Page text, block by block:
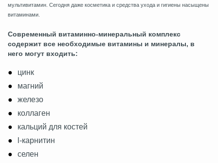
мультивитамин. Сегодня даже косметика и средства ухода и гигиены насыщены
витаминами.
Современный витаминно-минеральный комплекс
содержит все необходимые витамины и минералы, в
него могут входить:
цинк
магний
железо
коллаген
кальций для костей
l-карнитин
селен